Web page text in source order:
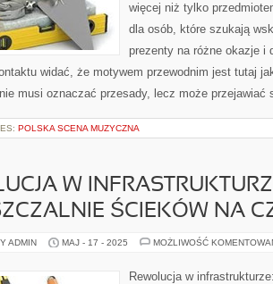
więcej niż tylko
dla osób, które szukają
prezenty na różne okazje i
widać, że motywem przewodnim jest tutaj
musi oznaczać przesady, lecz może
POLSKA SCENA MUZYCZNA
W
ŚCIEKÓW NA
ADMIN MAJ - 17 - 2025 MOŻLIWOŚĆ
Rewolucja w